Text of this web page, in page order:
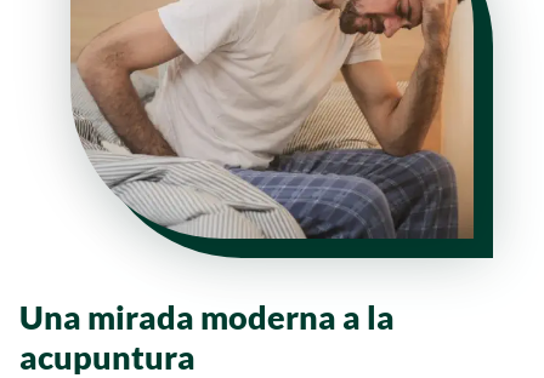
Una mirada moderna a la
acupuntura